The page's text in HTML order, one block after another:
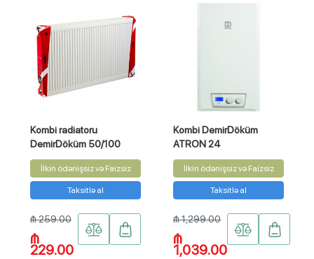
Kombi radiatoru
DemirDöküm 50/100
İlkin ödənişsiz və Faizsiz
Taksitlə al
₼ 259.00
₼
229.00
Kombi DemirDöküm
ATRON 24
İlkin ödənişsiz və Faizsiz
Taksitlə al
₼ 1,299.00
₼
1,039.00